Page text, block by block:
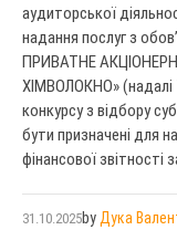
аудиторської
надання послуг з
ПРИВАТНЕ
ХІМВОЛОКНО» (надалі
конкурсу з відбору
бути призначені для
фінансової
31.10.2025by Дука